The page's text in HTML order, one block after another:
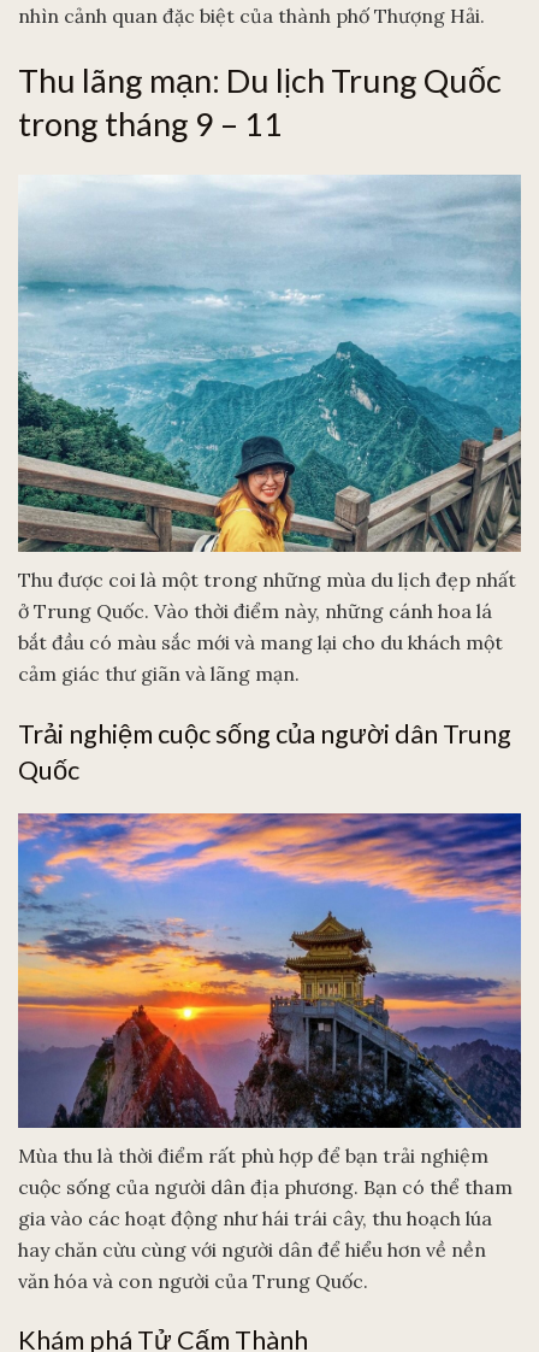
nhìn cảnh quan đặc biệt của thành phố Thượng Hải.
Thu lãng mạn: Du lịch Trung Quốc
trong tháng 9 – 11
Thu được coi là một trong những mùa du lịch đẹp nhất
ở Trung Quốc. Vào thời điểm này, những cánh hoa lá
bắt đầu có màu sắc mới và mang lại cho du khách một
cảm giác thư giãn và lãng mạn.
Trải nghiệm cuộc sống của người dân Trung
Quốc
Mùa thu là thời điểm rất phù hợp để bạn trải nghiệm
cuộc sống của người dân địa phương. Bạn có thể tham
gia vào các hoạt động như hái trái cây, thu hoạch lúa
hay chăn cừu cùng với người dân để hiểu hơn về nền
văn hóa và con người của Trung Quốc.
Khám phá Tử Cấm Thành